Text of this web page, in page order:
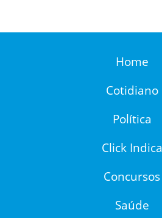
Home
Cotidiano
Política
Click Indica
Concursos
Saúde